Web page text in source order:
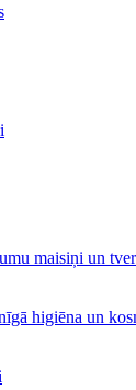
maisiņi un
higiēna un